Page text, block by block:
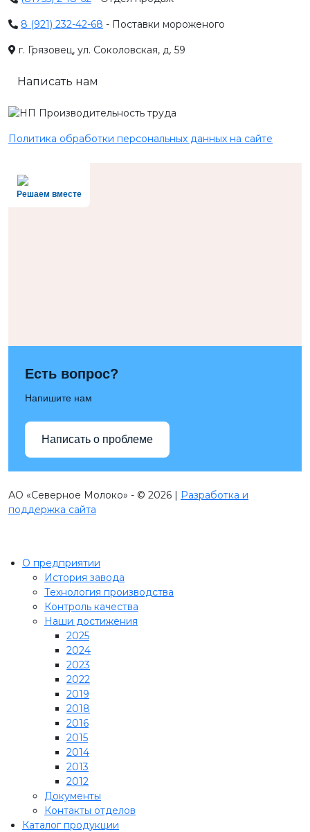
8 (921) 232-42-68 - Поставки мороженого
г. Грязовец, ул. Соколовская, д. 59
Написать нам
Политика обработки персональных данных на сайте
Решаем вместе
Есть вопрос?
Напишите нам
Написать о проблеме
АО «Северное Молоко» - © 2026 | Разработка и
поддержка сайта
О предприятии
История завода
Технология производства
Контроль качества
Наши достижения
2025
2024
2023
2022
2019
2018
2016
2015
2014
2013
2012
Документы
Контакты отделов
Каталог продукции